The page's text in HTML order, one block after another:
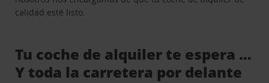
calidad esté listo.
Tu coche de alquiler te espera …
Y toda la carretera por delante